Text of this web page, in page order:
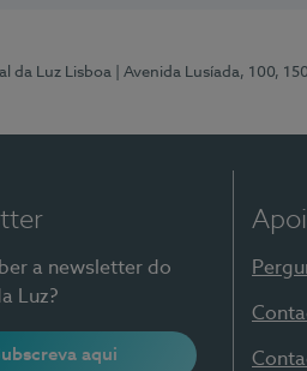
da Luz Lisboa | Avenida Lusíada, 100,
a newsletter do
Luz?
aqui